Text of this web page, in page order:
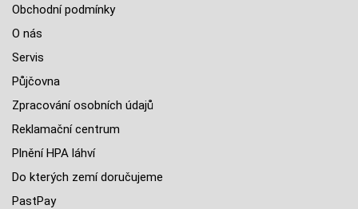
Obchodní podmínky
O nás
Servis
Půjčovna
Zpracování osobních údajů
Reklamační centrum
Plnění HPA láhví
Do kterých zemí doručujeme
PastPay